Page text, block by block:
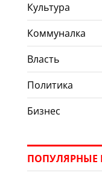
Культура
Коммуналка
Власть
Политика
Бизнес
ПОПУЛЯРНЫЕ